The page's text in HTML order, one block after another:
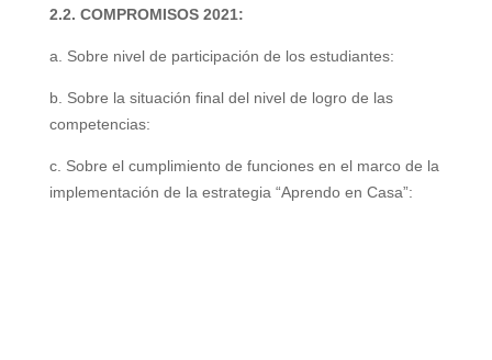
2.2. COMPROMISOS 2021:
a. Sobre nivel de participación de los estudiantes:
b. Sobre la situación final del nivel de logro de las
competencias:
c. Sobre el cumplimiento de funciones en el marco de la
implementación de la estrategia “Aprendo en Casa”: